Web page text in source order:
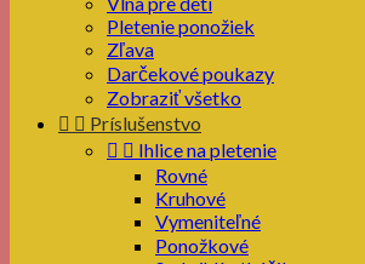
Pletenie ponožiek
Zľava
Darčekové poukazy
Zobraziť všetko
  Príslušenstvo
  Ihlice na pletenie
Rovné
Kruhové
Vymeniteľné
Ponožkové